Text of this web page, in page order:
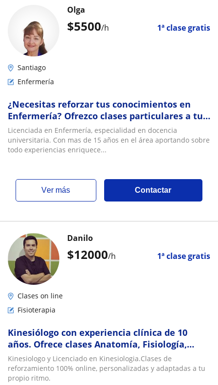
$5500/h 1ª clase gratis
Olga
Santiago
Enfermería
¿Necesitas reforzar tus conocimientos en
Enfermería? Ofrezco clases particulares a tu
nivel y enfoque práctico para ayudarte a com
Licenciada en Enfermería, especialidad en docencia
universitaria. Con mas de 15 años en el área aportando sobre
todo experiencias enriquece...
ver más Contactar
$12000/h 1ª clase gratis
Danilo
Clases on line
Fisioterapia
Kinesiólogo con experiencia clínica de 10
años. Ofrece clases Anatomía, Fisiología,
Biomecánica para estudiantes de área de
salud
Kinesiologo y Licenciado en Kinesiologia.Clases de
reforzamiento 100% online, personalizadas y adaptadas a tu
propio ritmo.